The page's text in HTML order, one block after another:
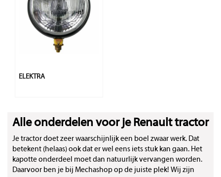
ELEKTRA
Alle onderdelen voor je Renault tractor
Je tractor doet zeer waarschijnlijk een boel zwaar werk. Dat
betekent (helaas) ook dat er wel eens iets stuk kan gaan. Het
kapotte onderdeel moet dan natuurlijk vervangen worden.
Daarvoor ben je bij Mechashop op de juiste plek! Wij zijn